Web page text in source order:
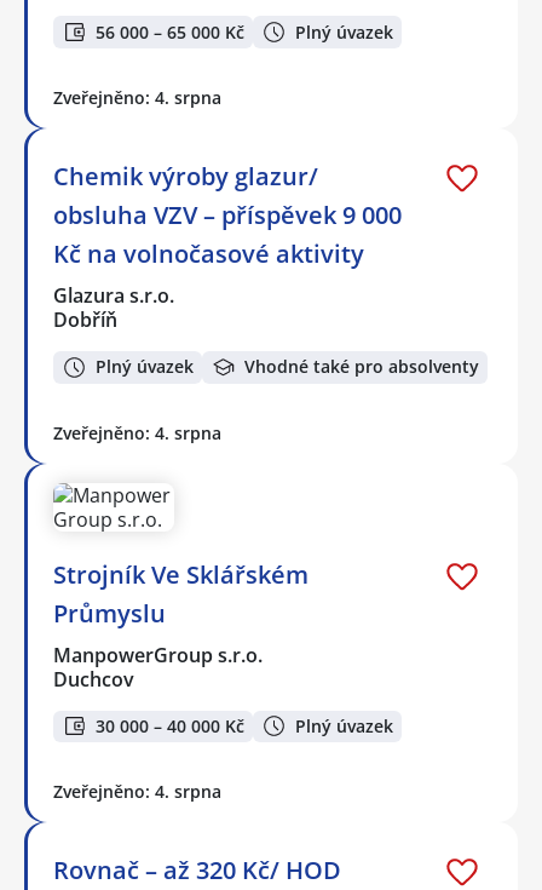
56 000 – 65 000 Kč Plný úvazek
Zveřejněno: 4. srpna
Chemik výroby glazur/
obsluha VZV – příspěvek 9 000
Kč na volnočasové aktivity
Glazura s.r.o.
Dobříň
Plný úvazek Vhodné také pro absolventy
Zveřejněno: 4. srpna
Strojník Ve Sklářském
Průmyslu
ManpowerGroup s.r.o.
Duchcov
30 000 – 40 000 Kč Plný úvazek
Zveřejněno: 4. srpna
Rovnač – až 320 Kč/ HOD